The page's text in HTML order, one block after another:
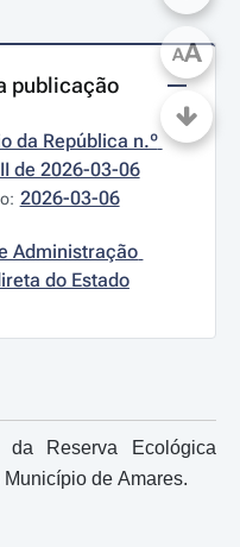
publicação
da República n.º
de 2026-03-06
2026-03-06
Administração
do Estado
da Reserva Ecológica
de Amares.
AA